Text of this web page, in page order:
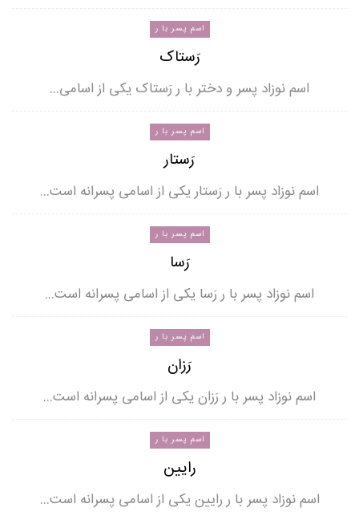
اسم پسر با ر
رَستاک
اسم نوزاد پسر و دختر با ر رَستاک یکی از اسامی…
اسم پسر با ر
رَستار
اسم نوزاد پسر با ر رَستار یکی از اسامی پسرانه است…
اسم پسر با ر
رَسا
اسم نوزاد پسر با ر رَسا یکی از اسامی پسرانه است…
اسم پسر با ر
رَزان
اسم نوزاد پسر با ر رَزان یکی از اسامی پسرانه است…
اسم پسر با ر
رایین
اسم نوزاد پسر با ر رایین یکی از اسامی پسرانه است…